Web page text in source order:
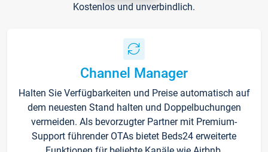
Kostenlos und unverbindlich.
Channel Manager
Halten Sie Verfügbarkeiten und Preise automatisch auf
dem neuesten Stand halten und Doppelbuchungen
vermeiden. Als bevorzugter Partner mit Premium-
Support führender OTAs bietet Beds24 erweiterte